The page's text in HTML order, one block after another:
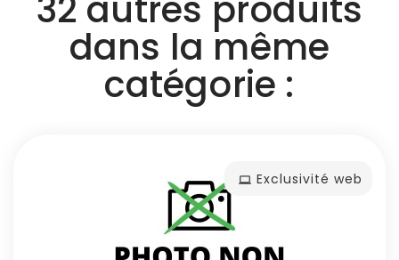
dans la même
catégorie :
Exclusivité web